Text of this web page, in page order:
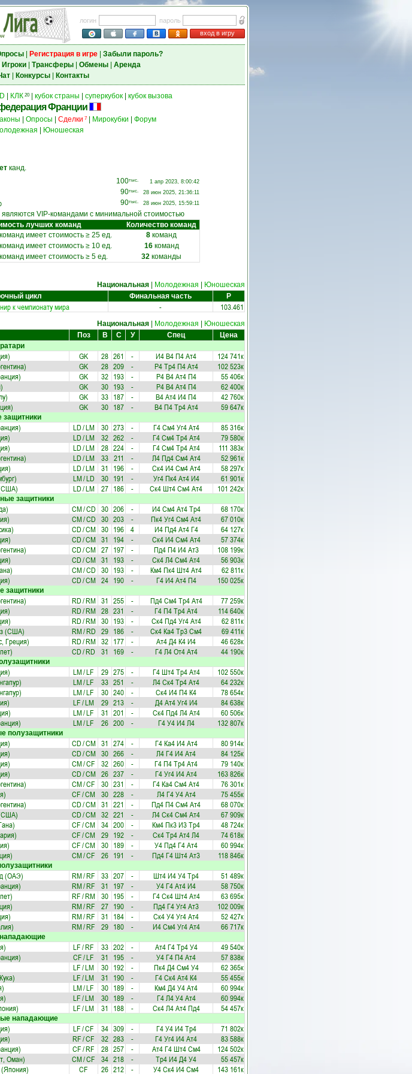
логин
пароль
вход в игру
| Регистрация в игре| Забыли пароль?
Игроки| Трансферы| Обмены| Аренда
| Конкурсы| Контакты
КЛК20| кубок страны суперкубок| кубок вызова
Франции
Опросы Сделки 7| Мирокубки
Форум
Юношеская
канд.
100тыс. 1 апр 2023, 8:00:42
90тыс. 28 июн 2025, 21:36:11
90тыс. 28 июн 2025, 15:59:11
VIP-командами с минимальной стоимостью
лучших команд
Количество команд
имеет стоимость ≥ 25 ед.
8 команд
имеет стоимость ≥ 10 ед.
16команд
имеет стоимость ≥ 5 ед.
32 команды
Национальная
Молодежная Юношеская
цикл Финальная часть Р
к чемпионату мира - 103.461
Национальная Молодежная Юношеская
Поз В С У Спец
Цена
GK 28 261 - И4В4П4Ат4
124 741к
GK 28 209 - Р4Тр4П4Ат4
102 523к
GK 32 193 - Р4В4Ат4П4
55 406к
GK 30 193 - Р4В4Ат4П4
62 400к
GK 33 187 - В4Ат4И4П4
42 760к
GK 30 187 - В4П4Тр4Ат4 59 647к
защитники
LD/LM 30 273 - Г4См4Уг4Ат4
85 316к
LD/LM 32 262 - Г4См4Тр4Ат4
79 580к
LD/LM 28 224 - Г4См4Тр4Ат4
111 383к
LD/LM 33 211 - Л4Пд4См4Ат4
52 961к
LD/LM 31 196 - Ск4И4См4Ат4
58 297к
LM/LD 30 191 - Уг4Пк4Ат4И4
61 901к
LD/LM 27 186 - Ск4Шт4См4Ат4 101 242к
защитники
CM/CD 30 206 - И4См4Ат4Тр4
68 170к
CM/CD 30 203 - Пк4Уг4См4Ат4
67 010к
CD/CM 30 196 4 И4Пд4Ат4Г4
64 127к
CD/CM 31 194 - Ск4И4См4Ат4
57 374к
CD/CM 27 197 - Пд4П4И4Ат3
108 199к
CD/CM 31 193 - Ск4Л4См4Ат4
56 903к
CM/CD 30 193 - Км4Пк4Шт4Ат4
62 811к
CD/CM 24 190 - Г4И4Ат4П4 150 025к
защитники
RD/RM 31 255 - Пд4См4Тр4Ат4
77 259к
RD/RM 28 231 - Г4П4Тр4Ат4
114 640к
RD/RM 30 193 - Ск4Пд4Уг4Ат4
62 811к
(США) RM/RD 29 186 - Ск4Ка4Тр3См4
69 411к
Греция) RD/RM 32 177 - Ат4Д4К4И4
46 628к
CD/RD 31 169 - Г4Л4От4Ат4 44 190к
LM/LF 29 275 - Г4Шт4Тр4Ат4
102 550к
LM/LF 33 251 - Л4Ск4Тр4Ат4
64 232к
LM/LF 30 240 - Ск4И4П4К4
78 654к
LF/LM 29 213 - Д4Ат4Уг4И4
84 638к
LM/LF 31 201 - Ск4Пд4Л4Ат4
60 506к
LM/LF 26 200 - Г4У4И4Л4 132 807к
полузащитники
CD/CM 31 274 - Г4Ка4И4Ат4
80 914к
CD/CM 30 266 - Л4Г4И4Ат4
84 125к
CM/CF 32 260 - Г4П4Тр4Ат4
79 140к
CD/CM 26 237 - Г4Уг4И4Ат4
163 826к
CM/CF 30 231 - Г4Ка4См4Ат4
76 301к
CF/CM 30 228 - Л4Г4У4Ат4
75 455к
CD/CM 31 221 - Пд4П4См4Ат4
68 070к
CD/CM 32 221 - Л4Ск4См4Ат4
67 909к
CF/CM 34 200 - Км4Пк3И3Тр4
48 724к
CF/CM 29 192 - Ск4Тр4Ат4Л4
74 618к
CF/CM 30 189 - У4Пд4Г4Ат4
60 994к
CM/CF 26 191 - Пд4Г4Шт4Ат3 118 846к
(ОАЭ) RM/RF 33 207 - Шт4И4У4Тр4
51 489к
RM/RF 31 197 - У4Г4Ат4И4
58 750к
RF/RM 30 195 - Г4Ск4Шт4Ат4
63 695к
RM/RF 27 190 - Пд4Г4Уг4Ат3
102 009к
RM/RF 31 184 - Ск4У4Уг4Ат4
52 427к
RM/RF 29 180 - И4См4Уг4Ат4 66 717к
LF/RF 33 202 - Ат4Г4Тр4У4
49 540к
CF/LF 31 195 - У4Г4П4Ат4
57 838к
LF/LM 30 192 - Пк4Д4См4У4
62 365к
LF/LM 31 190 - Г4Ск4Ат4К4
55 455к
LM/LF 30 189 - Км4Д4У4Ат4
60 994к
LF/LM 30 189 - Г4Л4У4Ат4
60 994к
LF/LM 31 188 - Ск4Л4Ат4Пд4 54 457к
нападающие
LF/CF 34 309 - Г4У4И4Тр4
71 802к
RF/CF 32 283 - Г4Уг4И4Ат4
83 588к
CF/RF 28 257 - Ат4Г4Шт4См4
124 502к
Оман) CM/CF 34 218 - Тр4И4Д4У4
55 457к
CF 26 212 - У4Ск4И4См4 143 161к